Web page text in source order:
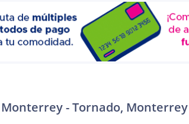
- Tornado, Monterrey